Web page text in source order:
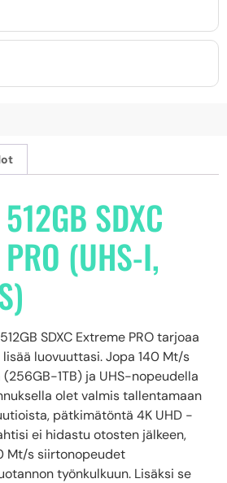
SDXC
PRO (UHS-I,
SDXC Extreme PRO tarjoaa
luovuuttasi. Jopa 140 Mt/s
1TB) ja UHS-nopeudella
olet valmis tallentamaan
pätkimätöntä 4K UHD -
ei hidastu otosten jälkeen,
Mt/s siirtonopeudet
työnkulkuun. Lisäksi se